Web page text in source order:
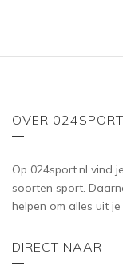
OVER 024SPORT
Op 024sport.nl vind
soorten sport.
helpen om alles uit
DIRECT NAAR